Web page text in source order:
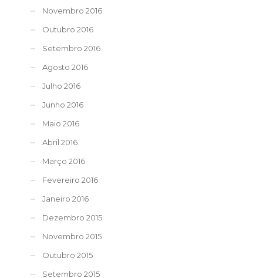
Novembro 2016
Outubro 2016
Setembro 2016
Agosto 2016
Julho 2016
Junho 2016
Maio 2016
Abril 2016
Março 2016
Fevereiro 2016
Janeiro 2016
Dezembro 2015
Novembro 2015
Outubro 2015
Setembro 2015